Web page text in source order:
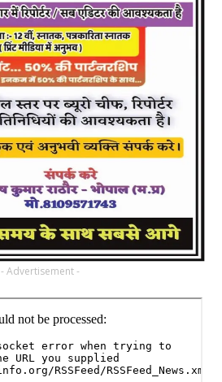
- Advertisement -